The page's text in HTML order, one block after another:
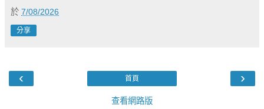
於 7/08/2026
分享
‹ ›
首頁
查看網路版